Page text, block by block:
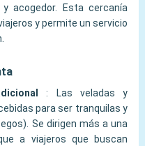
acogedor. Esta cercanía
y permite un servicio
:
Las veladas y
para ser tranquilas y
Se dirigen más a una
a viajeros que buscan